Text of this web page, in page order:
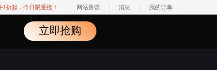
折起，今日限量抢！ 网站协议 消息 我的订单
立即抢购